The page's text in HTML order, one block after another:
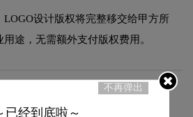
设计版权将完整移交给甲方所
途，无需额外支付版权费用。
不再弹出
已经到底啦～